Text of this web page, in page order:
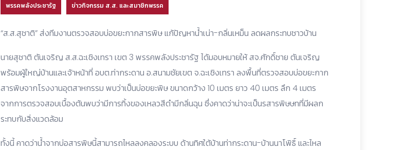
พรรคพลังประชารัฐ ข่าวกิจกรรม ส.ส. และสมาชิกพรรค
“ส.ส.สุชาติ” ส่งทีมงานตรวจสอบบ่อขยะกากสารพิษ แก้ปัญหาน้ำเน่า-กลิ่นเหม็น ลดผลกระทบชาวบ้าน
นายสุชาติ ตันเจริญ ส.ส.ฉะเชิงเทรา เขต 3 พรรคพลังประชารัฐ ได้มอบหมายให้ สจ.ศักดิ์ชาย ตันเจริญ
พร้อมผู้ใหญ่บ้านและเจ้าหน้าที่ อบต.ท่ากระดาน อ.สนามชัยเขต จ.ฉะเชิงเทรา ลงพื้นที่ตรวจสอบบ่อขยะกาก
สารพิษจากโรงงานอุตสาหกรรม พบว่าเป็นบ่อขยะพิษ ขนาดกว้าง 10 เมตร ยาว 40 เมตร ลึก 4 เมตร
จากการตรวจสอบเบื้องต้นพบว่ามีการทิ้งของเหลวสีดำมีกลิ่นฉุน ซึ่งคาดว่าน่าจะเป็นรสารพิษษทที่มีผลก
ระทบกับสิ่งแวดล้อม
ทั้งนี้ คาดว่าน้ำจากบ่อสารพิษนี้สามารถไหลลงคลองระบบ ด้านทิศใต้บ้านท่ากระดาน-บ้านนาโพิธิ์ และไหล